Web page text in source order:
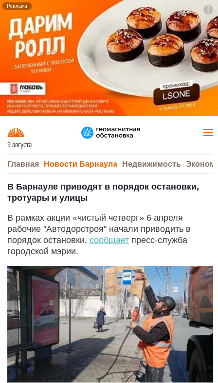
Реклама
9 августа
Главная Новости Барнаула Недвижимость
В Барнауле приводят в порядок остановки,
тротуары и улицы
В рамках акции «чистый четверг» 6 апреля
рабочие "Автодорстроя" начали приводить в
порядок остановки, сообщает пресс-служба
городской мэрии.